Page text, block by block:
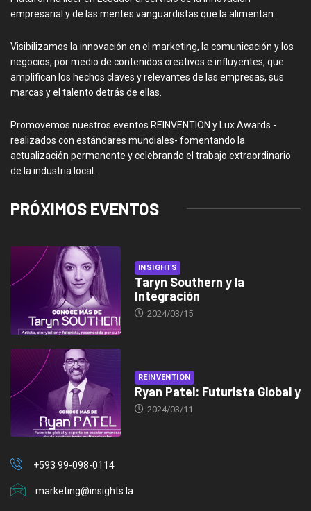
empresarial y de las mentes vanguardistas que la alimentan.
Visibilizamos la innovación en el marketing, la comunicación y los
negocios, por medio de contenidos creativos e influyentes, que
amplifican los hechos claves y relevantes de las empresas, sus
marcas y el talento detrás de ellas.
Promovemos nuestros eventos REINVENTION y Lux Awards -
realizados con estándares mundiales- fomentando la
actualización permanente y celebrando el trabajo extraordinario
de la industria local.
PRÓXIMOS EVENTOS
INSIGHTS
Taryn Southern y la
Integración
2024/03/15
REINVENTION
Ryan Patel: Futurista Global y
2024/03/11
+593 99-098-0114
marketing@insights.la